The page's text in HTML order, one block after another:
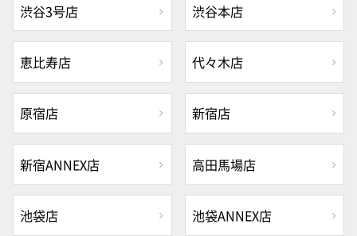
渋谷3号店 渋谷本店
恵比寿店 代々木店
原宿店 新宿店
新宿ANNEX店 高田馬場店
池袋店 池袋ANNEX店